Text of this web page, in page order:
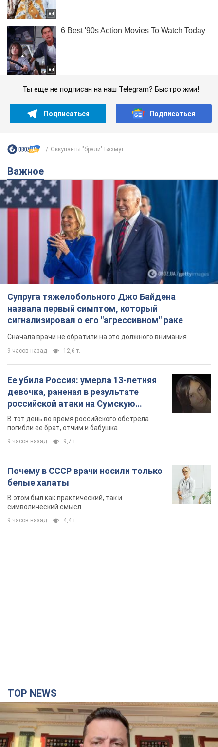
Ты еще не подписан на наш Telegram? Быстро жми!
Подписаться Подписаться
Оккупанты "брали" Бахмут...
Важное
Супруга тяжелобольного Джо Байдена
назвала первый симптом, который
сигнализировал о его "агрессивном" раке
Сначала врачи не обратили на это должного внимания
9 часов назад 12,6 т.
Ее убила Россия: умерла 13-летняя
девочка, раненая в результате
российской атаки на Сумскую
область. Фото
В тот день во время российского обстрела
погибли ее брат, отчим и бабушка
9 часов назад 9,7 т.
Почему в СССР врачи носили только
белые халаты
В этом был как практический, так и
символический смысл
9 часов назад 4,4 т.
TOP NEWS